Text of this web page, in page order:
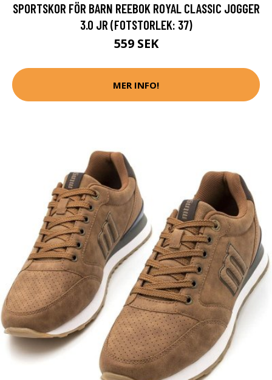
SPORTSKOR FÖR BARN REEBOK ROYAL CLASSIC JOGGER
3.0 JR (FOTSTORLEK: 37)
559 SEK
MER INFO!